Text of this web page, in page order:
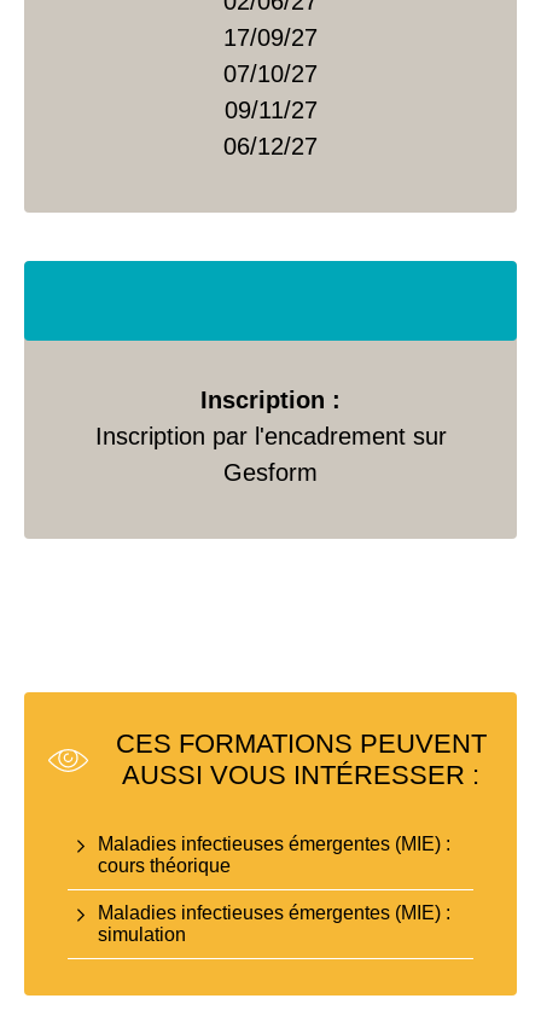
17/09/27
07/10/27
09/11/27
06/12/27
Inscription :
Inscription par l'encadrement sur
Gesform
CES FORMATIONS PEUVENT
AUSSI VOUS INTÉRESSER :
Maladies infectieuses émergentes (MIE) :
cours théorique
Maladies infectieuses émergentes (MIE) :
simulation